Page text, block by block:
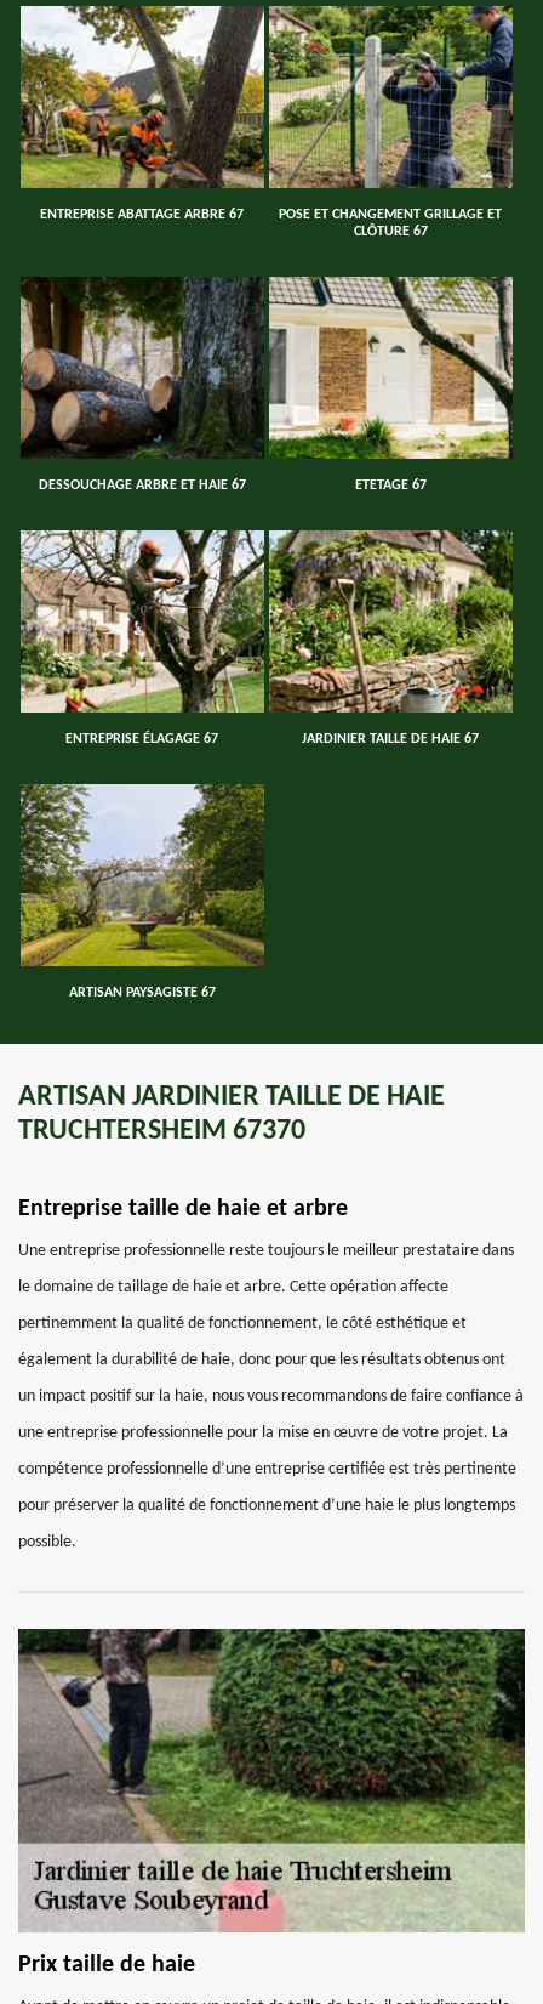
ENTREPRISE ABATTAGE ARBRE 67
POSE ET CHANGEMENT GRILLAGE ET
CLÔTURE 67
DESSOUCHAGE ARBRE ET HAIE 67 ETETAGE 67
ENTREPRISE ÉLAGAGE 67 JARDINIER TAILLE DE HAIE 67
ARTISAN PAYSAGISTE 67
ARTISAN JARDINIER TAILLE DE HAIE
TRUCHTERSHEIM 67370
Entreprise taille de haie et arbre
Une entreprise professionnelle reste toujours le meilleur prestataire dans
le domaine de taillage de haie et arbre. Cette opération affecte
pertinemment la qualité de fonctionnement, le côté esthétique et
également la durabilité de haie, donc pour que les résultats obtenus ont
un impact positif sur la haie, nous vous recommandons de faire confiance à
une entreprise professionnelle pour la mise en œuvre de votre projet. La
compétence professionnelle d’une entreprise certifiée est très pertinente
pour préserver la qualité de fonctionnement d’une haie le plus longtemps
possible.
Prix taille de haie